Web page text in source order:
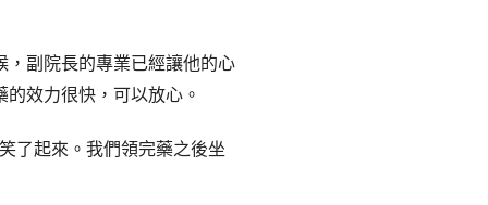
，副院長的專業已經讓他的心
效力很快，可以放心。
了起來。我們領完藥之後坐